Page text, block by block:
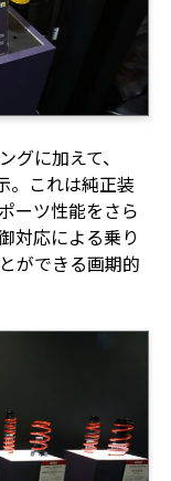
グに加えて、
。これは純正装
ーツ性能をさら
対応による乗り
ができる画期的